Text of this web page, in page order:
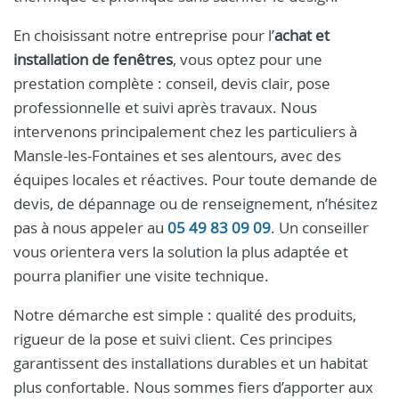
En choisissant notre entreprise pour l’achat et
installation de fenêtres, vous optez pour une
prestation complète : conseil, devis clair, pose
professionnelle et suivi après travaux. Nous
intervenons principalement chez les particuliers à
Mansle-les-Fontaines et ses alentours, avec des
équipes locales et réactives. Pour toute demande de
devis, de dépannage ou de renseignement, n’hésitez
pas à nous appeler au 05 49 83 09 09. Un conseiller
vous orientera vers la solution la plus adaptée et
pourra planifier une visite technique.
Notre démarche est simple : qualité des produits,
rigueur de la pose et suivi client. Ces principes
garantissent des installations durables et un habitat
plus confortable. Nous sommes fiers d’apporter aux